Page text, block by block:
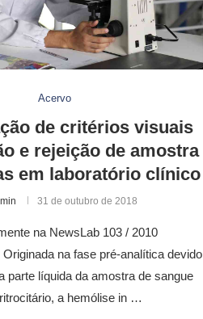
Acervo
de critérios visuais
e rejeição de amostra
em laboratório clínico
31 de outubro de 2018
na NewsLab 103 / 2010
na fase pré-analítica devido
parte líquida da amostra de sangue
a hemólise in …